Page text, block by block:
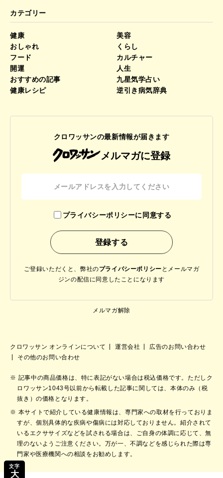
文字
大
カテゴリー
健康
美容
おしゃれ
くらし
フード
カルチャー
開運
人生
おすすめの記事
九星気学占い
健康レシピ
逆引き病気辞典
クロワッサンの最新情報が届きます
メルマガに登録
プライバシーポリシーに同意する
ご登録いただくと、弊社のプライバシーポリシー と メールマガ
ジンの配信に同意したことになります
メルマガ解除
クロワッサン オンラインについて 運営会社
広告のお問い合わせ
その他のお問い合わせ
記事中の商品価格は、特に表記がない場合は税込価格です。ただしク
ロワッサン1043号以前から転載した記事に関しては、本体のみ（税
抜き）の価格となります。
本サイトで紹介している健康情報は、専門家への取材を行っておりま
すが、個別具体的な疾病や傷病には対応しておりません。紹介されて
いるエクササイズなどを試される場合は、ご自身の体調に応じて、無
理のないようご注意ください。万が一、不調などを感じられた際は専
門家や医療機関への相談をお勧めします。